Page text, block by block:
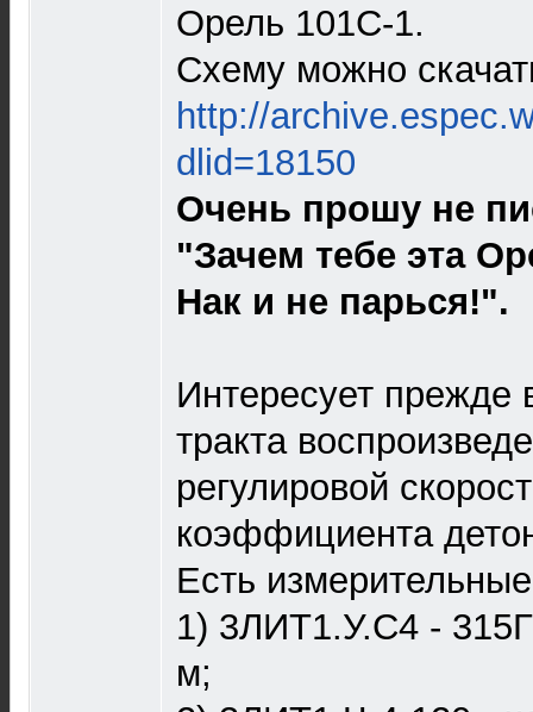
Орель 101С-1.
Схему можно
http://
dlid=18150
Очень прошу не
"Зачем тебе эта
Нак и не парься!".
Интересует прежде
тракта
регулировой
коэффициента
Есть
1) 3ЛИТ1.У.С4 -
м;